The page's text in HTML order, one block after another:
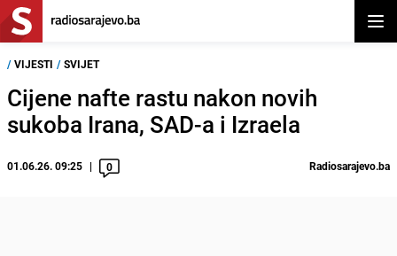
/ VIJESTI / SVIJET
Cijene nafte rastu nakon novih
sukoba Irana, SAD-a i Izraela
01.06.26. 09:25 0 Radiosarajevo.ba